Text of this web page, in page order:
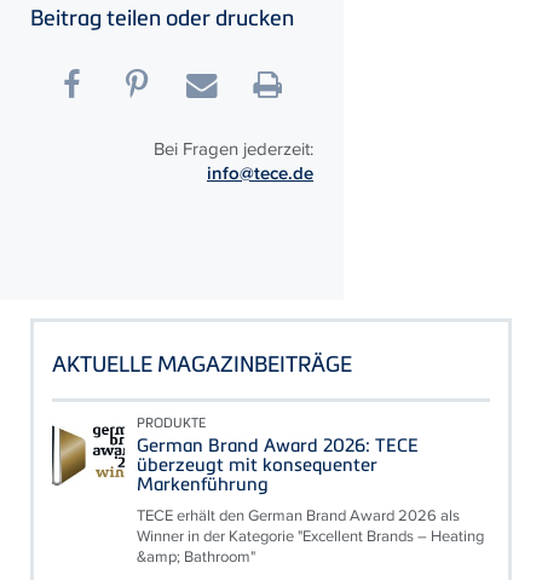
Beitrag teilen oder drucken
Bei Fragen jederzeit:
info@tece.de
AKTUELLE MAGAZINBEITRÄGE
PRODUKTE
German Brand Award 2026: TECE
überzeugt mit konsequenter
Markenführung
TECE erhält den German Brand Award 2026 als
Winner in der Kategorie "Excellent Brands – Heating
&amp; Bathroom"